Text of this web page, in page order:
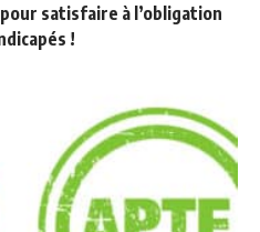
satisfaire à l’obligation
!